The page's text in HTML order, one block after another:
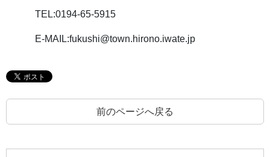
TEL:0194-65-5915
E-MAIL:fukushi@town.hirono.iwate.jp
前のページへ戻る